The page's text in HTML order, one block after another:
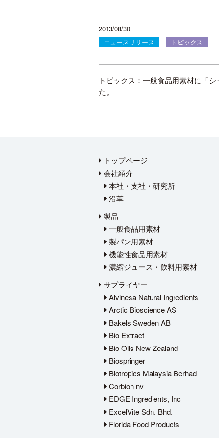
2013/08/30
ニュースリリース
トピックス
トピックス：一般食品用素材に「
た。
トップページ
会社紹介
本社・支社・研究所
沿革
製品
一般食品用素材
製パン用素材
機能性食品用素材
濃縮ジュース・飲料用素材
サプライヤー
Alvinesa Natural Ingredients
Arctic Bioscience AS
Bakels Sweden AB
Bio Extract
Bio Oils New Zealand
Biospringer
Biotropics Malaysia Berhad
Corbion nv
EDGE Ingredients, Inc
ExcelVite Sdn. Bhd.
Florida Food Products